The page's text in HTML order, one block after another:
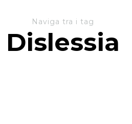
Naviga tra i tag
Dislessia